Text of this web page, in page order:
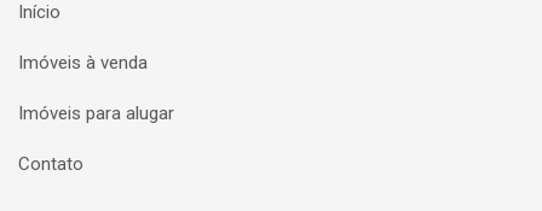
Início
Imóveis à venda
Imóveis para alugar
Contato